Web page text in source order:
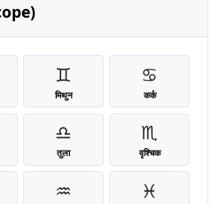
♊
मिथुन
♋
कर्क
♎
तुला
♏
वृश्चिक
♒ ♓